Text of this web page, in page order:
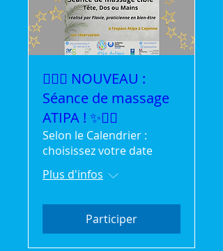
💆‍♀️✨ NOUVEAU :
Séance de massage
ATIPA ! ✨💆‍♂️
Selon le Calendrier :
choisissez votre date
Plus d'infos
Participer